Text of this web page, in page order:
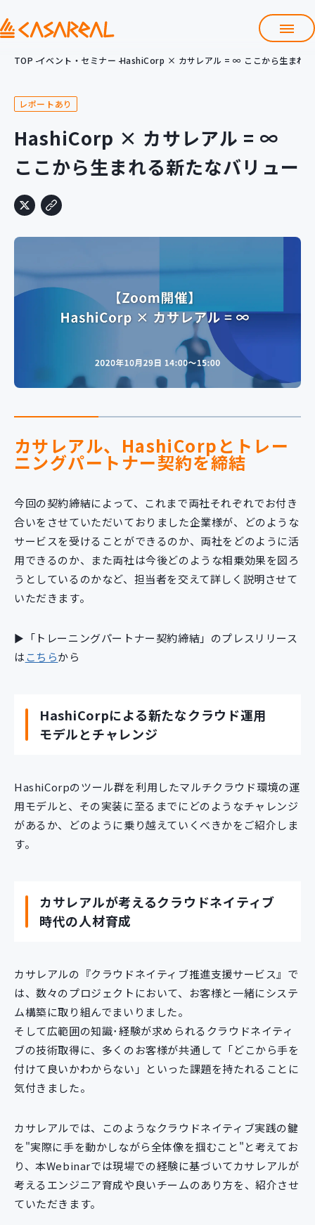
会社情報
サービス
クラウド導入支援 Git導入支援
システム構築支援
研修サービス
カスタマイズコース 教材購入
新規開発サービス
イベント・セミナー
ニュース
採用情報
TOP イベント・セミナー HashiCorp × カサレアル = ∞ ここから生まれる
レポートあり
HashiCorp × カサレアル = ∞
ここから生まれる新たなバリュー
カサレアル、HashiCorpとトレー
ニングパートナー契約を締結
今回の契約締結によって、これまで両社それぞれでお付き
合いをさせていただいておりました企業様が、どのような
サービスを受けることができるのか、両社をどのように活
用できるのか、また両社は今後どのような相乗効果を図ろ
うとしているのかなど、担当者を交えて詳しく説明させて
いただきます。
►「トレーニングパートナー契約締結」のプレスリリース
はこちらから
HashiCorpによる新たなクラウド運用
モデルとチャレンジ
HashiCorpのツール群を利用したマルチクラウド環境の運
用モデルと、その実装に至るまでにどのようなチャレンジ
があるか、どのように乗り越えていくべきかをご紹介しま
す。
カサレアルが考えるクラウドネイティブ
時代の人材育成
カサレアルの『クラウドネイティブ推進支援サービス』で
は、数々のプロジェクトにおいて、お客様と一緒にシステ
ム構築に取り組んでまいりました。
そして広範囲の知識･経験が求められるクラウドネイティ
ブの技術取得に、多くのお客様が共通して「どこから手を
付けて良いかわからない」といった課題を持たれることに
気付きました。
カサレアルでは、このようなクラウドネイティブ実践の鍵
を"実際に手を動かしながら全体像を掴むこと"と考えてお
り、本Webinarでは現場での経験に基づいてカサレアルが
考えるエンジニア育成や良いチームのあり方を、紹介させ
ていただきます。